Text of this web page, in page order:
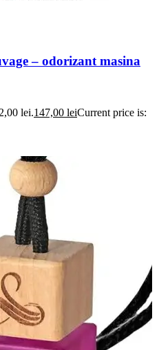
– odorizant masina
lei.147,00 leiCurrent price is: